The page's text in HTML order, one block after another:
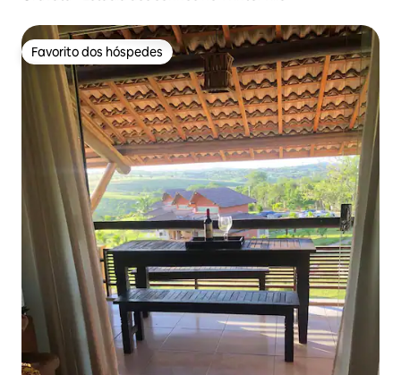
Favorito dos hóspedes
Favorito dos hóspedes